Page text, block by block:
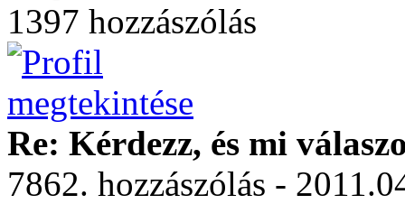
1397 hozzászólás
Re: Kérdezz, és mi
7862. hozzászólás -